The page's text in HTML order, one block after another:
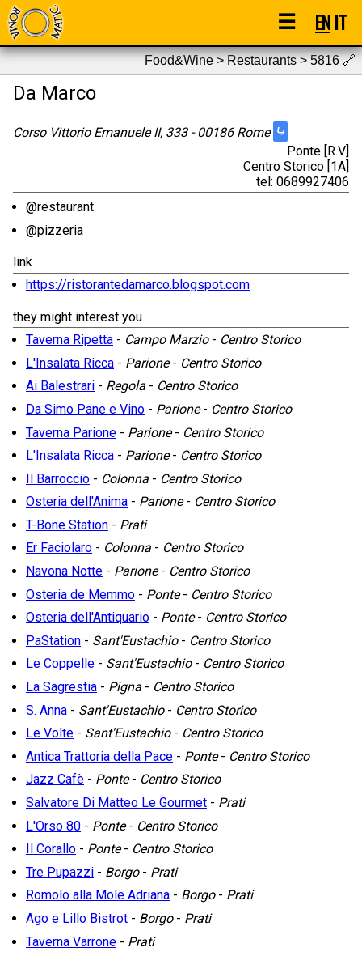
☰ ENIT
Food&Wine > Restaurants > 5816🔗
Da Marco
Corso Vittorio Emanuele II, 333 - 00186 Rome ⤷
Ponte [R.V]
Centro Storico [1A]
tel: 0689927406
@restaurant
@pizzeria
link
https://ristorantedamarco.blogspot.com
they might interest you
Taverna Ripetta - Campo Marzio- Centro Storico
L'Insalata Ricca - Parione- Centro Storico
Ai Balestrari - Regola - Centro Storico
Da Simo Pane e Vino - Parione- Centro Storico
Taverna Parione - Parione- Centro Storico
L'Insalata Ricca - Parione- Centro Storico
Il Barroccio - Colonna - Centro Storico
Osteria dell'Anima - Parione- Centro Storico
T-Bone Station - Prati
Er Faciolaro - Colonna - Centro Storico
Navona Notte - Parione- Centro Storico
Osteria de Memmo - Ponte- Centro Storico
Osteria dell'Antiquario - Ponte- Centro Storico
PaStation - Sant'Eustachio- Centro Storico
Le Coppelle - Sant'Eustachio- Centro Storico
La Sagrestia - Pigna - Centro Storico
S. Anna - Sant'Eustachio- Centro Storico
Le Volte - Sant'Eustachio- Centro Storico
Antica Trattoria della Pace - Ponte- Centro Storico
Jazz Cafè - Ponte- Centro Storico
Salvatore Di Matteo Le Gourmet - Prati
L'Orso 80 - Ponte- Centro Storico
Il Corallo - Ponte- Centro Storico
Tre Pupazzi - Borgo- Prati
Romolo alla Mole Adriana - Borgo- Prati
Ago e Lillo Bistrot - Borgo- Prati
Taverna Varrone - Prati